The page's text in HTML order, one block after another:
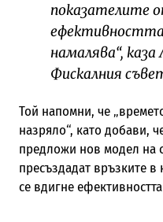
показателите
намалява“,
Фискалния
Той напомни, че
назряло“, като добави,
предложи нов модел на
пресъздадат връзките в
се вдигне